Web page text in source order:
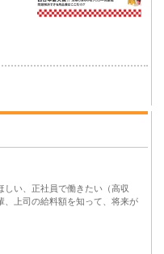
い、正社員で働きたい（高収
上司の給料額を知って、将来が